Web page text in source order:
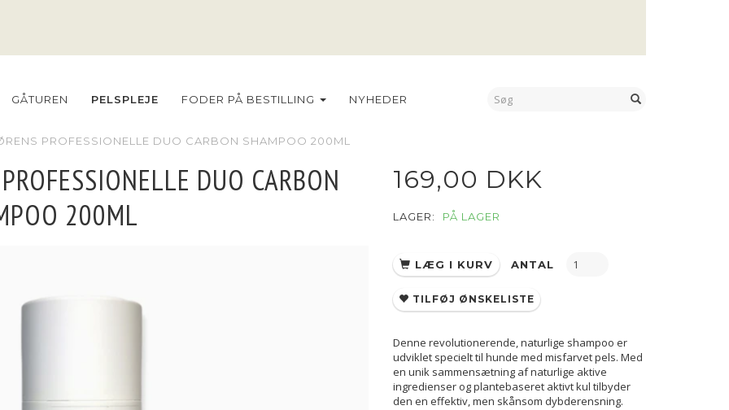
GÅTUREN PELSPLEJE FODER PÅ BESTILLING NYHEDER
PROFESSIONELLE DUO CARBON SHAMPOO 200ML
DUO CARBON
200ML
169,00 DKK
LAGER: PÅ LAGER
LÆG I KURV ANTAL
TILFØJ ØNSKELISTE
Denne revolutionerende, naturlige shampoo er
udviklet specielt til hunde med misfarvet pels. Med
en unik sammensætning af naturlige aktive
ingredienser og plantebaseret aktivt kul tilbyder
den en effektiv, men skånsom dybderensning.